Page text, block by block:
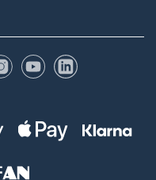
Instagram
YouTubeLinkedIn